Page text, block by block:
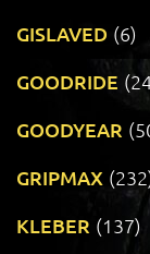
GISLAVED (6)
GOODRIDE
GOODYEAR
GRIPMAX
KLEBER (137)